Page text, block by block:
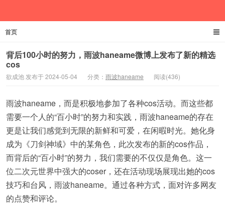
首页
背后100小时的努力，雨波haneame微博上发布了新的精选
cos
欲成池 发布于 2024-05-04 分类： 雨波haneame 阅读(436)
雨波haneame，而是积极地参加了各种cos活动。而这些都
需要一个人的“百小时”的努力和实践，雨波haneame的存在
更是让我们感觉到无限的新鲜和可爱，在闲暇时光。她化身
成为《刀剑神域》中的某角色，此次发布的新的cos作品，
而背后的“百小时”的努力，我们需要的不仅仅是角色。这一
位二次元世界中强大的coser，还在活动现场展现出她的cos
技巧和台风，雨波haneame。通过各种方式，面对许多网友
的点赞和评论。